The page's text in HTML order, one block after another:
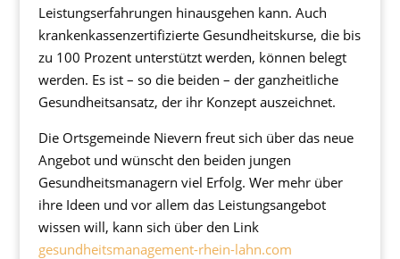
Leistungserfahrungen hinausgehen kann. Auch
krankenkassenzertifizierte Gesundheitskurse, die bis
zu 100 Prozent unterstützt werden, können belegt
werden. Es ist – so die beiden – der ganzheitliche
Gesundheitsansatz, der ihr Konzept auszeichnet.
Die Ortsgemeinde Nievern freut sich über das neue
Angebot und wünscht den beiden jungen
Gesundheitsmanagern viel Erfolg. Wer mehr über
ihre Ideen und vor allem das Leistungsangebot
wissen will, kann sich über den Link
gesundheitsmanagement-rhein-lahn.com